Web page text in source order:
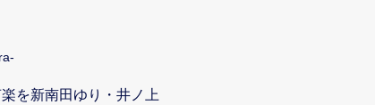
を新南田ゆり・井ノ上